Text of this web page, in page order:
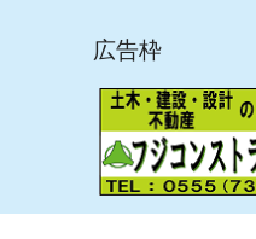
広告枠